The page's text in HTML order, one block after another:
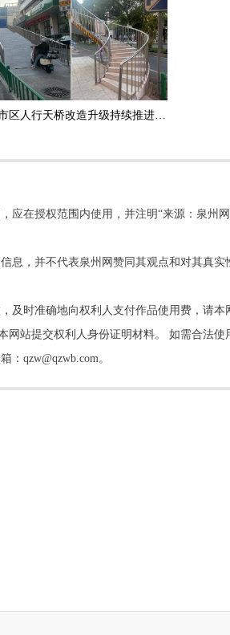
泉州市区人行天桥改造升级持续推进 邮政、迎津人行天桥焕新投用
在授权范围内使用，并注明“来源：泉州
息，并不代表泉州网赞同其观点和对其真实
及时准确地向权利人支付作品使用费，请本
网站提交权利人身份证明材料。 如需合法使
qzw@qzwb.com。